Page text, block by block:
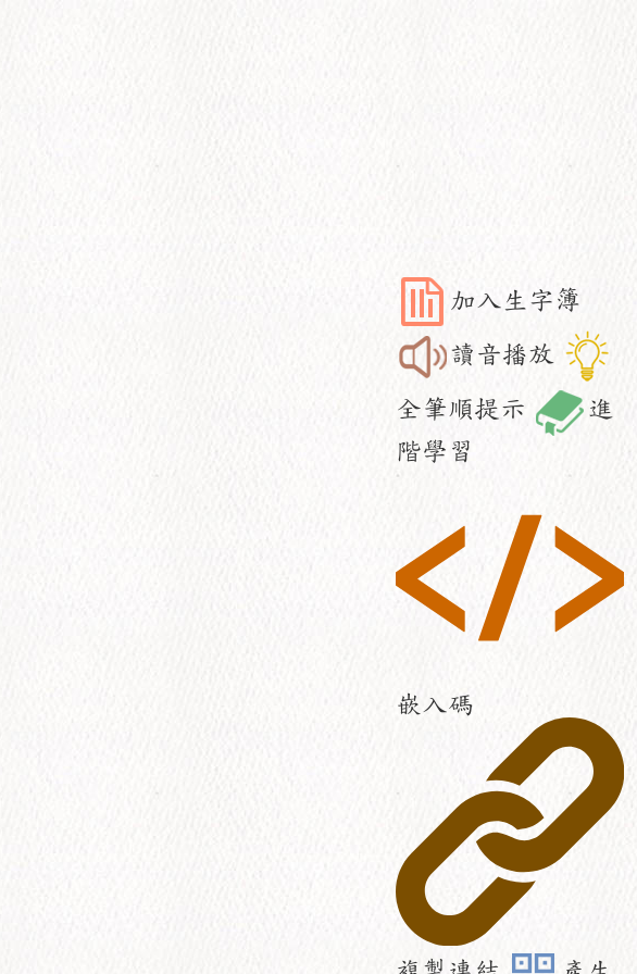
加入生字簿
讀音播放
全筆順提示
進
階學習
嵌入碼